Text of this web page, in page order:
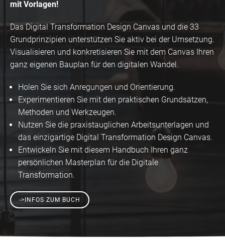
mit Vorlagen!
Das Digital Transformation Design Canvas und die 33
Grundprinzipien unterstützen Sie aktiv bei der Umsetzung.
Visualisieren und konkretisieren Sie mit dem Canvas Ihren
ganz eigenen Bauplan für den digitalen Wandel.
Holen Sie sich Anregungen und Orientierung.
Experimentieren Sie mit den praktischen Grundsätzen,
Methoden und Werkzeugen.
Nutzen Sie die praxistauglichen Arbeitsunterlagen und
das einzigartige Digital Transformation Design Canvas.
Entwickeln Sie mit diesem Handbuch Ihren ganz
persönlichen Masterplan für die Digitale
Transformation.
->INFOS ZUM BUCH